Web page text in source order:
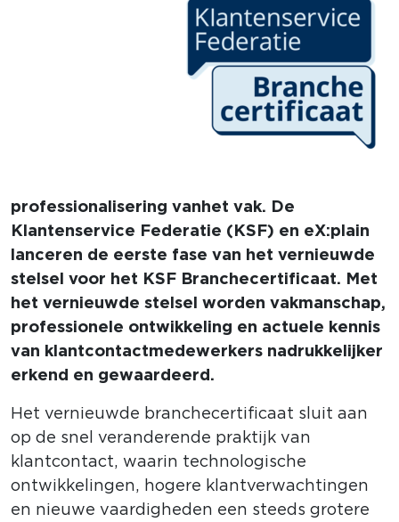
professionalisering van het vak. De
Klantenservice Federatie (KSF) en eX:plain
lanceren de eerste fase van het vernieuwde
stelsel voor het KSF Branchecertificaat. Met
het vernieuwde stelsel worden vakmanschap,
professionele ontwikkeling en actuele kennis
van klantcontactmedewerkers nadrukkelijker
erkend en gewaardeerd.
Het vernieuwde branchecertificaat sluit aan
op de snel veranderende praktijk van
klantcontact, waarin technologische
ontwikkelingen, hogere klantverwachtingen
en nieuwe vaardigheden een steeds grotere